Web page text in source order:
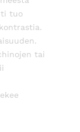
tuo
tai